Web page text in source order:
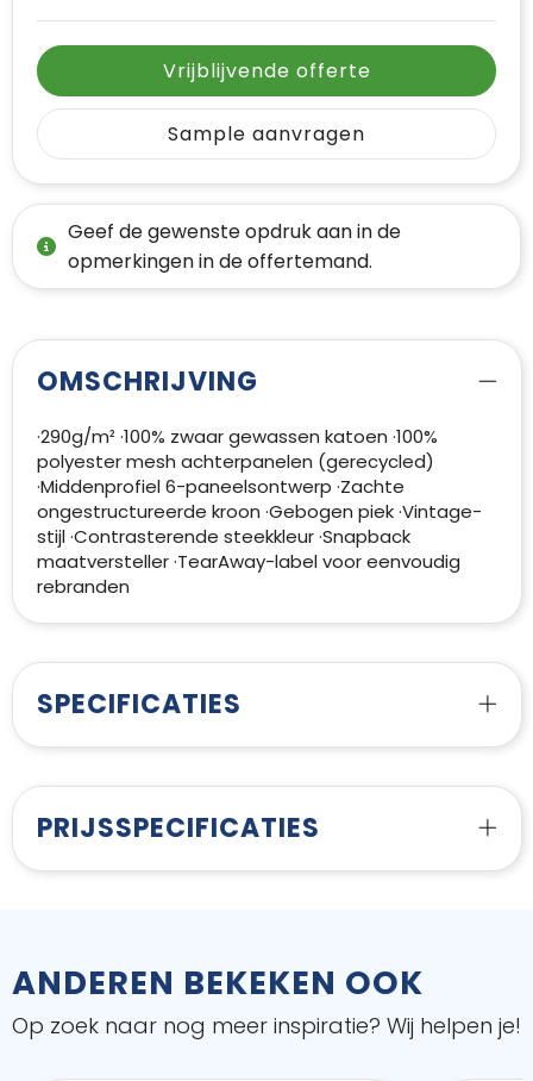
Vrijblijvende offerte
Sample aanvragen
Geef de gewenste opdruk aan in de
opmerkingen in de offertemand.
OMSCHRIJVING
·290g/m² ·100% zwaar gewassen katoen ·100%
polyester mesh achterpanelen (gerecycled)
·Middenprofiel 6-paneelsontwerp ·Zachte
ongestructureerde kroon ·Gebogen piek ·Vintage-
stijl ·Contrasterende steekkleur ·Snapback
maatversteller ·TearAway-label voor eenvoudig
rebranden
SPECIFICATIES
PRIJSSPECIFICATIES
ANDEREN BEKEKEN OOK
Op zoek naar nog meer inspiratie? Wij helpen je!